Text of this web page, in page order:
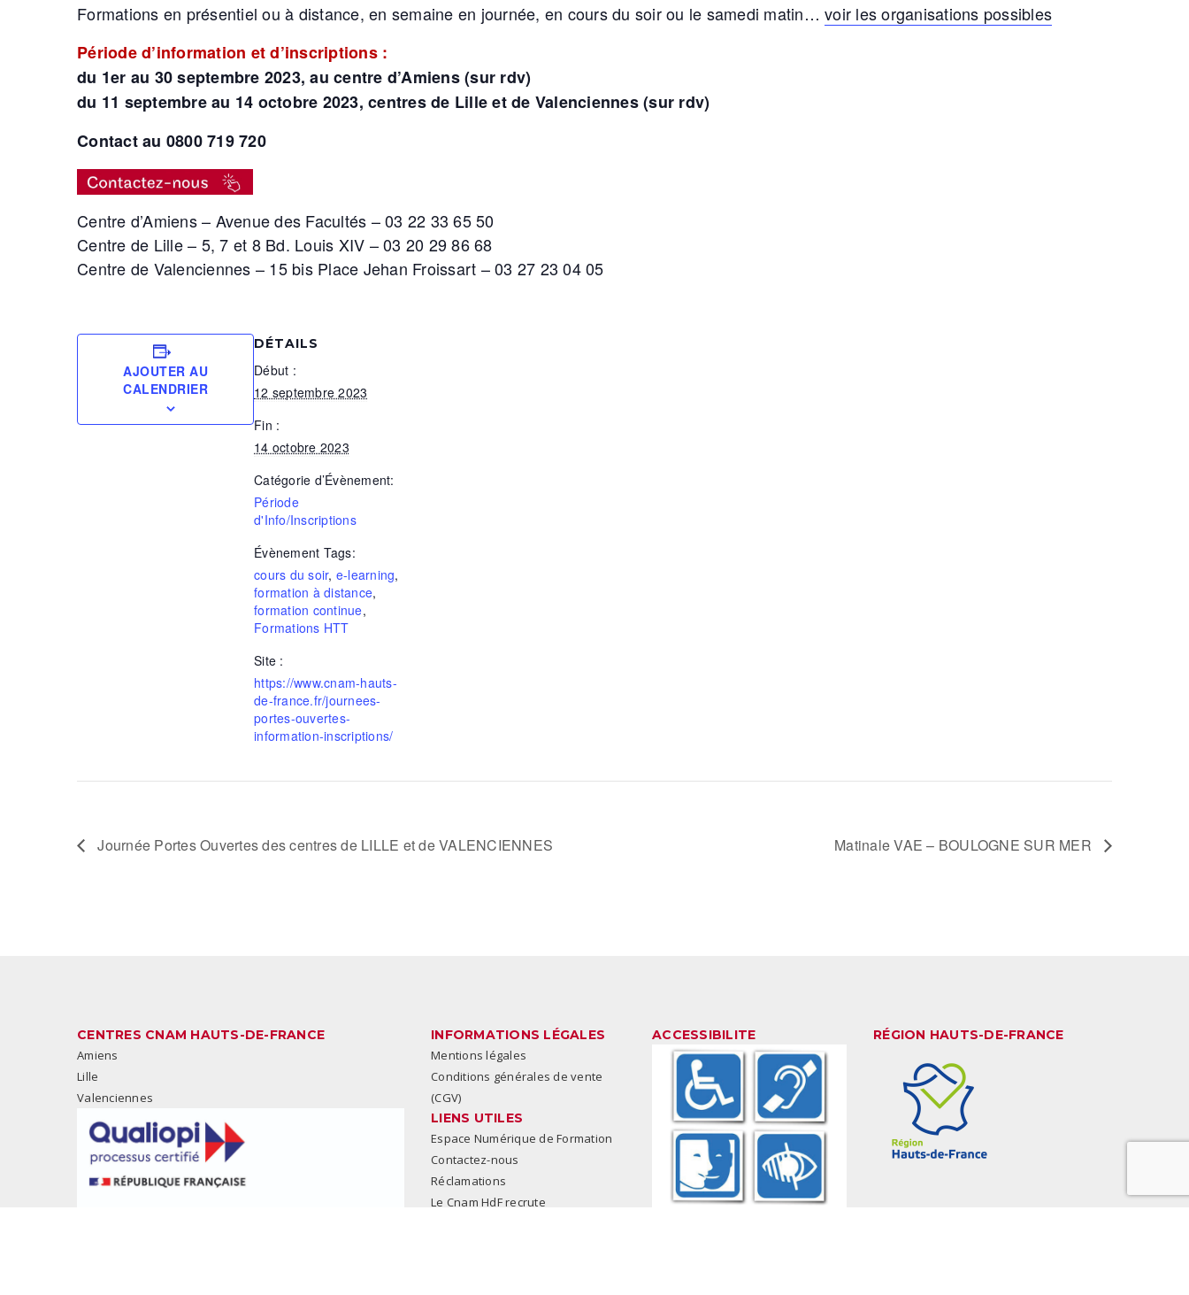
Formations en présentiel ou à distance, en semaine en journée, en cours du soir ou le samedi matin… voir les organisations possibles
Période d’information et d’inscriptions :
du 1er au 30 septembre 2023, au centre d’Amiens (sur rdv)
du 11 septembre au 14 octobre 2023, centres de Lille et de Valenciennes (sur rdv)
Contact au 0800 719 720
Centre d’Amiens – Avenue des Facultés – 03 22 33 65 50
Centre de Lille – 5, 7 et 8 Bd. Louis XIV – 03 20 29 86 68
Centre de Valenciennes – 15 bis Place Jehan Froissart – 03 27 23 04 05
AJOUTER AU
CALENDRIER
DÉTAILS
Début :
12 septembre 2023
Fin :
14 octobre 2023
Catégorie d’Évènement:
Période
d'Info/Inscriptions
Évènement Tags:
cours du soir, e-learning,
formation à distance,
formation continue,
Formations HTT
Site :
https://www.cnam-hauts-
de-france.fr/journees-
portes-ouvertes-
information-inscriptions/
Journée Portes Ouvertes des centres de LILLE et de VALENCIENNES Matinale VAE – BOULOGNE SUR MER
CENTRES CNAM HAUTS-DE-FRANCE
Amiens
Lille
Valenciennes
INFORMATIONS LÉGALES
Mentions légales
Conditions générales de vente
(CGV)
LIENS UTILES
Espace Numérique de Formation
Contactez-nous
Réclamations
Le Cnam HdF recrute
ACCESSIBILITE RÉGION HAUTS-DE-FRANCE